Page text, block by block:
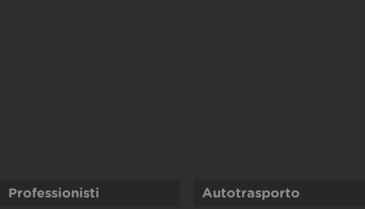
Professionisti Autotrasporto